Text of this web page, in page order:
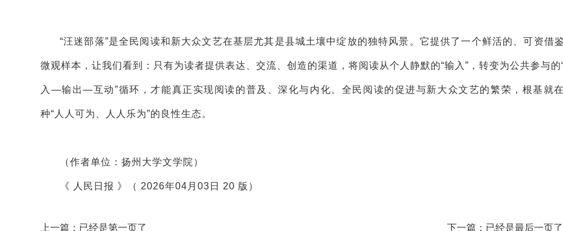
“汪迷部落”是全民阅读和新大众文艺在基层尤其是县城土壤中绽放的独特风景。它提供了一个鲜活的、可资借
微观样本，让我们看到：只有为读者提供表达、交流、创造的渠道，将阅读从个人静默的“输入”，转变为公共参与的
入—输出—互动”循环，才能真正实现阅读的普及、深化与内化。全民阅读的促进与新大众文艺的繁荣，根基就
种“人人可为、人人乐为”的良性生态。
（作者单位：扬州大学文学院）
《 人民日报 》（ 2026年04月03日 20 版）
上一篇：已经是第一页了 下一篇：已经是最后一页了